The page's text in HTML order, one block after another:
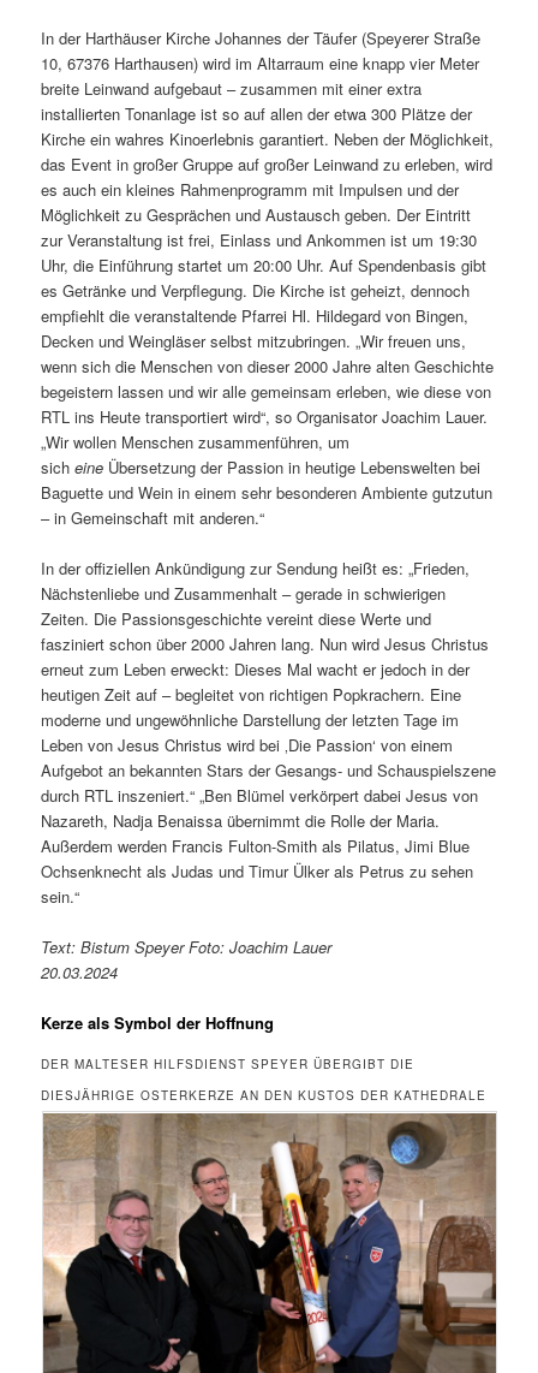
In der Harthäuser Kirche Johannes der Täufer (Speyerer Straße
10, 67376 Harthausen) wird im Altarraum eine knapp vier Meter
breite Leinwand aufgebaut – zusammen mit einer extra
installierten Tonanlage ist so auf allen der etwa 300 Plätze der
Kirche ein wahres Kinoerlebnis garantiert. Neben der Möglichkeit,
das Event in großer Gruppe auf großer Leinwand zu erleben, wird
es auch ein kleines Rahmenprogramm mit Impulsen und der
Möglichkeit zu Gesprächen und Austausch geben. Der Eintritt
zur Veranstaltung ist frei, Einlass und Ankommen ist um 19:30
Uhr, die Einführung startet um 20:00 Uhr. Auf Spendenbasis gibt
es Getränke und Verpflegung. Die Kirche ist geheizt, dennoch
empfiehlt die veranstaltende Pfarrei Hl. Hildegard von Bingen,
Decken und Weingläser selbst mitzubringen. „Wir freuen uns,
wenn sich die Menschen von dieser 2000 Jahre alten Geschichte
begeistern lassen und wir alle gemeinsam erleben, wie diese von
RTL ins Heute transportiert wird“, so Organisator Joachim Lauer.
„Wir wollen Menschen zusammenführen, um
sicheine Übersetzung der Passion in heutige Lebenswelten bei
Baguette und Wein in einem sehr besonderen Ambiente gutzutun
– in Gemeinschaft mit anderen.“
In der offiziellen Ankündigung zur Sendung heißt es: „Frieden,
Nächstenliebe und Zusammenhalt – gerade in schwierigen
Zeiten. Die Passionsgeschichte vereint diese Werte und
fasziniert schon über 2000 Jahren lang. Nun wird Jesus Christus
erneut zum Leben erweckt: Dieses Mal wacht er jedoch in der
heutigen Zeit auf – begleitet von richtigen Popkrachern. Eine
moderne und ungewöhnliche Darstellung der letzten Tage im
Leben von Jesus Christus wird bei ‚Die Passion‘ von einem
Aufgebot an bekannten Stars der Gesangs- und Schauspielszene
durch RTL inszeniert.“ „Ben Blümel verkörpert dabei Jesus von
Nazareth, Nadja Benaissa übernimmt die Rolle der Maria.
Außerdem werden Francis Fulton-Smith als Pilatus, Jimi Blue
Ochsenknecht als Judas und Timur Ülker als Petrus zu sehen
sein.“
Text: Bistum Speyer Foto: Joachim Lauer
20.03.2024
Kerze als Symbol der Hoffnung
DER MALTESER HILFSDIENST SPEYER ÜBERGIBT DIE
DIESJÄHRIGE OSTERKERZE AN DEN KUSTOS DER KATHEDRALE